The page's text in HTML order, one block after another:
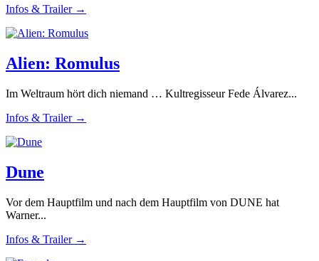
Infos & Trailer →
Alien: Romulus
Im Weltraum hört dich niemand … Kultregisseur Fede Álvarez...
Infos & Trailer →
Dune
Vor dem Hauptfilm und nach dem Hauptfilm von DUNE hat
Warner...
Infos & Trailer →